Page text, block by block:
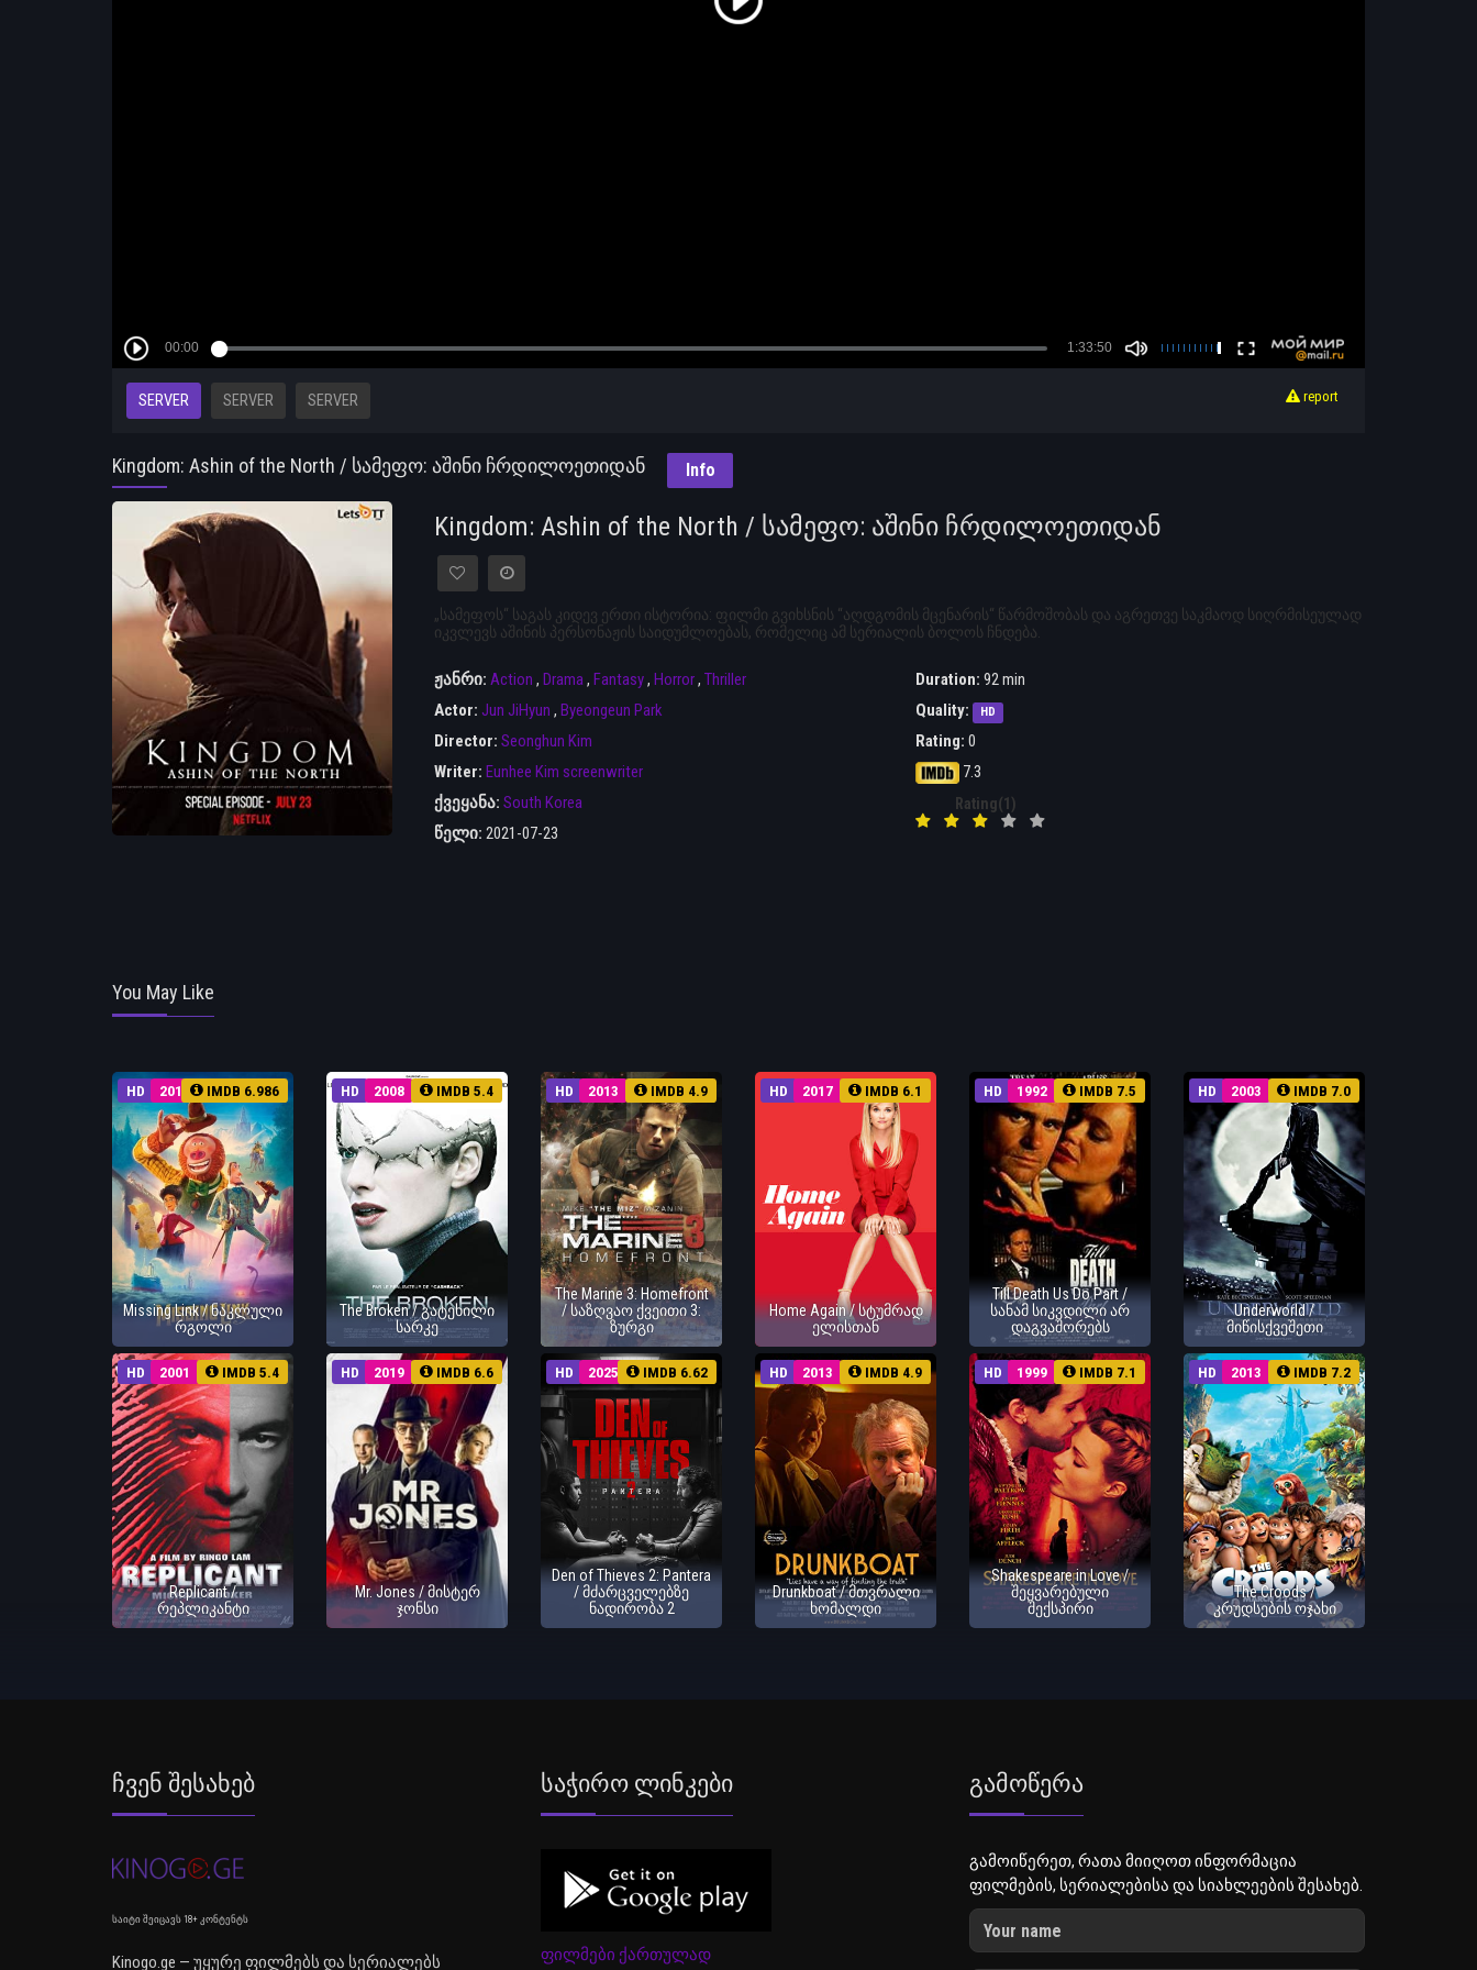
SERVER SERVER SERVER report
Kingdom: Ashin of the North / სამეფო: აშინი ჩრდილოეთიდან Info
Kingdom: Ashin of the North / სამეფო: აშინი ჩრდილოეთიდან
„სამეფოს“ საგას კიდევ ერთი ისტორია: ფილმი გვიხსნის “აღდგომის მცენარის“ წარმოშობას და აგრეთვე საკმაოდ სიღრმისეულად
იკვლევს აშინის პერსონაჟის საიდუმლოებას, რომელიც ამ სერიალის ბოლოს ჩნდება.
ჟანრი: Action , Drama, Fantasy, Horror, Thriller
Actor: Jun JiHyun , Byeongeun Park
Director: Seonghun Kim
Writer: Eunhee Kim screenwriter
ქვეყანა: South Korea
წელი: 2021-07-23
Duration: 92 min
Quality:
HD
Rating: 0
7.3
Rating(1)
You May Like
HD 2019 IMDB 6.986
Missing Link / ნაკლული
რგოლი
HD 2008 IMDB 5.4
The Broken / გატეხილი
სარკე
HD 2013 IMDB 4.9
The Marine 3: Homefront
/ საზღვაო ქვეითი 3:
ზურგი
HD 2017 IMDB 6.1
Home Again / სტუმრად
ელისთან
HD 1992 IMDB 7.5
Till Death Us Do Part /
სანამ სიკვდილი არ
დაგვაშორებს
HD 2003 IMDB 7.0
Underworld /
მიწისქვეშეთი
HD 2001 IMDB 5.4
Replicant /
რეპლიკანტი
HD 2019 IMDB 6.6
Mr. Jones / მისტერ
ჯონსი
HD 2025 IMDB 6.62
Den of Thieves 2: Pantera
/ მძარცველებზე
ნადირობა 2
HD 2013 IMDB 4.9
Drunkboat / მთვრალი
ხომალდი
HD 1999 IMDB 7.1
Shakespeare in Love /
შეყვარებული
შექსპირი
HD 2013 IMDB 7.2
The Croods /
კრუდსების ოჯახი
Ჩვენ Შესახებ
საიტი შეიცავს 18+ კონტენტს
Kinogo.ge — უყურე ფილმებს და სერიალებს
Საჭირო Ლინკები
ფილმები ქართულად
Გამოწერა
გამოიწერეთ, რათა მიიღოთ ინფორმაცია
ფილმების, სერიალებისა და სიახლეების შესახებ.